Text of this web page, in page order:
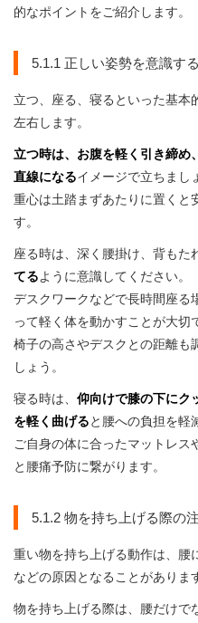
的なポイントをご紹介します。
5.1.1 正しい姿勢を意識する
立つ、座る、寝るといった基本
左右します。
立つ時は、お腹を軽く引き締め
直線になるイメージで立ちまし
重心は土踏まずあたりに置くと
す。
座る時は、深く腰掛け、背もた
てるように意識してください。
デスクワークなどで長時間座る
って軽く体を動かすことが大切
椅子の高さやデスクとの距離も
しょう。
寝る時は、 仰向けで膝の下にク
を軽く曲げると腰への負担を軽
ご自身の体に合ったマットレ
と腰痛予防に繋がります。
5.1.2 物を持ち上げる際の
重い物を持ち上げる動作は、腰
などの原因となることがありま
物を持ち上げる際は、腰だけで